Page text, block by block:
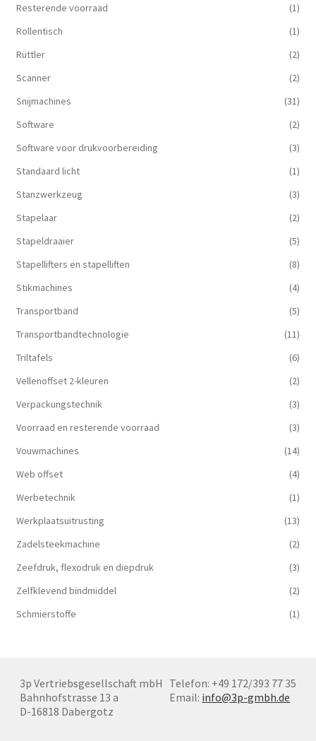
Resterende voorraad
(1)
Rollentisch
(1)
Rüttler
(2)
Scanner
(2)
Snijmachines
(31)
Software
(2)
Software voor drukvoorbereiding
(3)
Standaard licht
(1)
Stanzwerkzeug
(3)
Stapelaar
(2)
Stapeldraaier
(5)
Stapellifters en stapelliften
(8)
Stikmachines
(4)
Transportband
(5)
Transportbandtechnologie
(11)
Triltafels
(6)
Vellenoffset 2-kleuren
(2)
Verpackungstechnik
(3)
Voorraad en resterende voorraad
(3)
Vouwmachines
(14)
Web offset
(4)
Werbetechnik
(1)
Werkplaatsuitrusting
(13)
Zadelsteekmachine
(2)
Zeefdruk, flexodruk en diepdruk
(3)
Zelfklevend bindmiddel
(2)
Schmierstoffe
(1)
3p Vertriebsgesellschaft mbH
Bahnhofstrasse 13 a
D-16818 Dabergotz
Telefon: +49 172/393 77 35
Email: info@3p-gmbh.de